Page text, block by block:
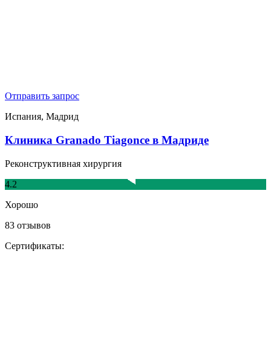
Отправить запрос
Испания, Мадрид
Клиника Granado Tiagonce в Мадриде
Реконструктивная хирургия
4.2
Хорошо
83 отзывов
Сертификаты: